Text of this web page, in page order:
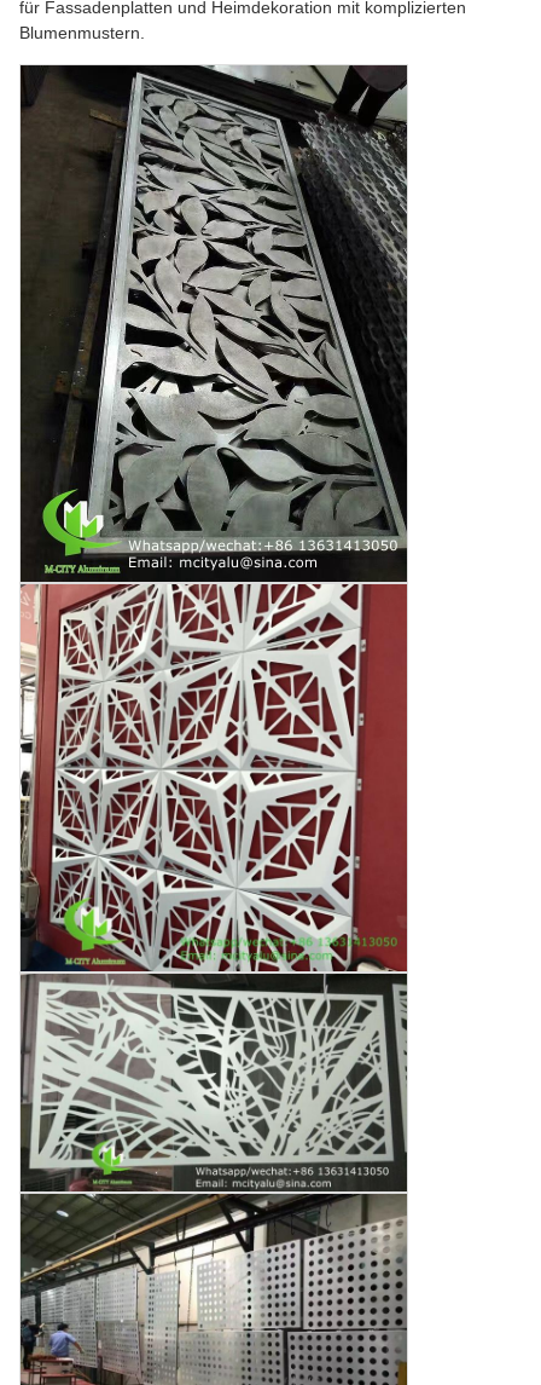
für Fassadenplatten und Heimdekoration mit komplizierten
Blumenmustern.